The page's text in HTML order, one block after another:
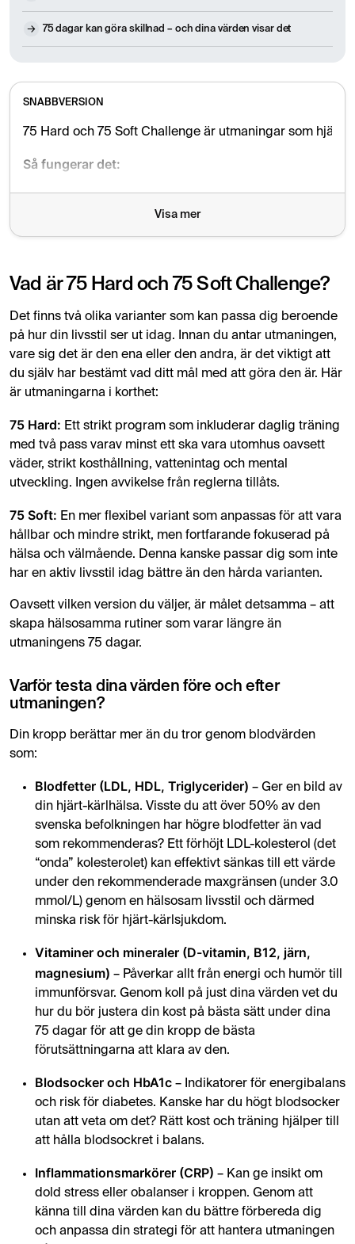
75 dagar kan göra skillnad – och dina värden visar det
SNABBVERSION
75 Hard och 75 Soft Challenge är utmaningar som
Så fungerar det:
Boka en hälsokontroll, lämna prover och starta
Visa mer
Vad är 75 Hard och 75 Soft Challenge?
Det finns två olika varianter som kan passa dig beroende
på hur din livsstil ser ut idag. Innan du antar utmaningen,
vare sig det är den ena eller den andra, är det viktigt att
du själv har bestämt vad ditt mål med att göra den är. Här
är utmaningarna i korthet:
75 Hard: Ett strikt program som inkluderar daglig träning
med två pass varav minst ett ska vara utomhus oavsett
väder, strikt kosthållning, vattenintag och mental
utveckling. Ingen avvikelse från reglerna tillåts.
75 Soft: En mer flexibel variant som anpassas för att vara
hållbar och mindre strikt, men fortfarande fokuserad på
hälsa och välmående. Denna kanske passar dig som inte
har en aktiv livsstil idag bättre än den hårda varianten.
Oavsett vilken version du väljer, är målet detsamma – att
skapa hälsosamma rutiner som varar längre än
utmaningens 75 dagar.
Varför testa dina värden före och efter
utmaningen?
Din kropp berättar mer än du tror genom blodvärden
som:
Blodfetter (LDL, HDL, Triglycerider) – Ger en bild av
din hjärt-kärlhälsa. Visste du att över 50% av den
svenska befolkningen har högre blodfetter än vad
som rekommenderas? Ett förhöjt LDL-kolesterol (det
“onda” kolesterolet) kan effektivt sänkas till ett värde
under den rekommenderade maxgränsen (under 3.0
mmol/L) genom en hälsosam livsstil och därmed
minska risk för hjärt-kärlsjukdom.
Vitaminer och mineraler (D-vitamin, B12, järn,
magnesium) – Påverkar allt från energi och humör till
immunförsvar. Genom koll på just dina värden vet du
hur du bör justera din kost på bästa sätt under dina
75 dagar för att ge din kropp de bästa
förutsättningarna att klara av den.
Blodsocker och HbA1c – Indikatorer för energibalans
och risk för diabetes. Kanske har du högt blodsocker
utan att veta om det? Rätt kost och träning hjälper till
att hålla blodsockret i balans.
Inflammationsmarkörer (CRP) – Kan ge insikt om
dold stress eller obalanser i kroppen. Genom att
känna till dina värden kan du bättre förbereda dig
och anpassa din strategi för att hantera utmaningen